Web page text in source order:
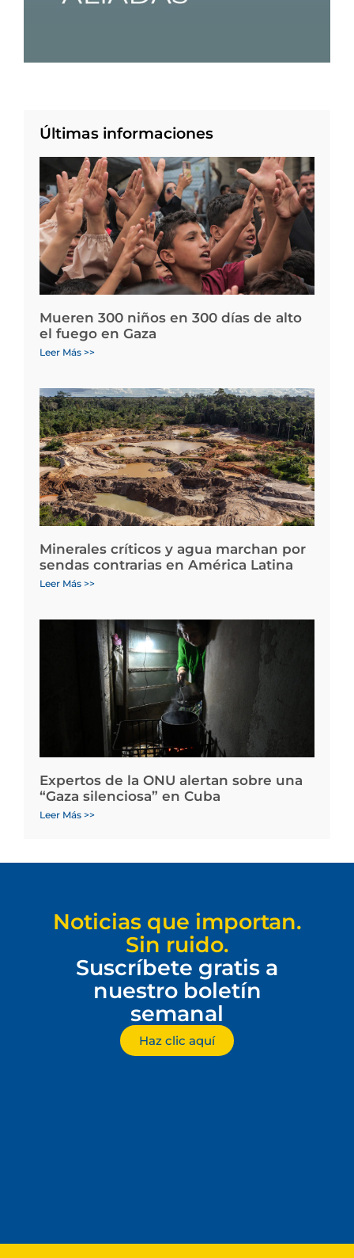
Últimas informaciones
Mueren 300 niños en 300 días de alto
el fuego en Gaza
Leer Más >>
Minerales críticos y agua marchan por
sendas contrarias en América Latina
Leer Más >>
Expertos de la ONU alertan sobre una
“Gaza silenciosa” en Cuba
Leer Más >>
Noticias que importan.
Sin ruido.
Suscríbete gratis a
nuestro boletín
semanal
Haz clic aquí